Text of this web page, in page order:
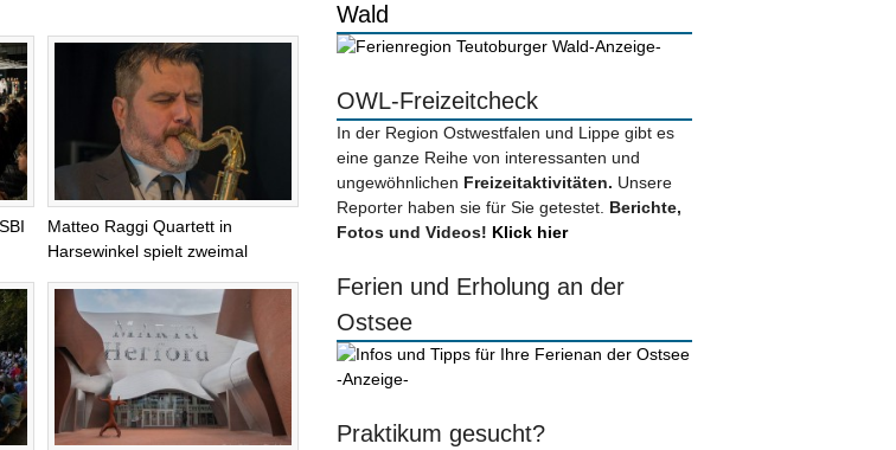
Matteo Raggi Quartett in
Harsewinkel spielt zweimal
Wald
-Anzeige-
OWL-Freizeitcheck
In der Region Ostwestfalen und Lippe gibt es
eine ganze Reihe von interessanten und
ungewöhnlichen Freizeitaktivitäten. Unsere
Reporter haben sie für Sie getestet. Berichte,
Fotos und Videos! Klick hier
Ferien und Erholung an der
Ostsee
-Anzeige-
Praktikum gesucht?